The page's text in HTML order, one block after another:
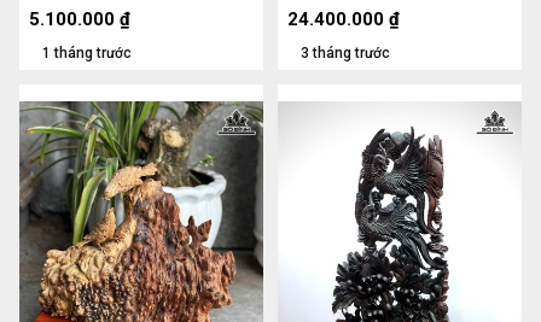
1 tháng trước
5.100.000 ₫
Tủ Cao 60 Ngang 55 Sâu
3 tháng trước
24.400.000 ₫